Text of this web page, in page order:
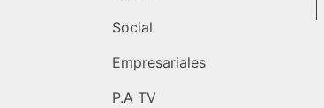
Social
Empresariales
P.A TV